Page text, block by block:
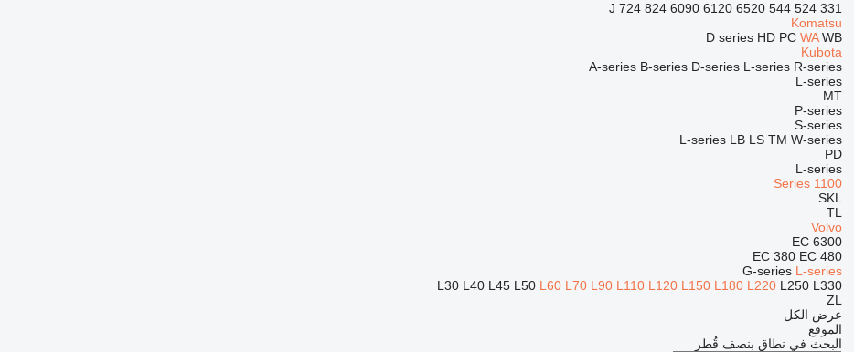
331
524
544 J
724 824 6090 6120 6520
Komatsu
D series HD PC WA WB
Kubota
A-series B-series D-series L-series R-series
L-series
MT
P-series
S-series
L-series LB LS TM W-series
PD
L-series
1100 Series
SKL
TL
Volvo
6300
EC
EC 380 EC 480
G-series L-series
L30 L40 L45 L50 L60 L70 L90 L110 L120 L150 L180 L220 L250 L330
ZL
عرض الكل
الموقع
البحث في نطاق بنصف قُطر